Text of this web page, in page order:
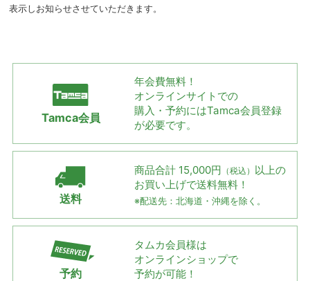
表示しお知らせさせていただきます。
Tamca会員
年会費無料！
オンラインサイトでの
購入・予約にはTamca会員登録
が必要です。
送料
商品合計 15,000円 （税込） 以上の
お買い上げで送料無料！
※配送先：北海道・沖縄を除く。
予約
タムカ会員様は
オンラインショップで
予約が可能！